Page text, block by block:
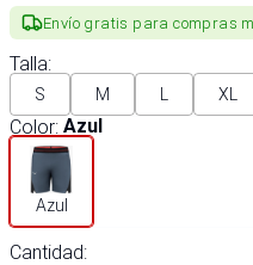
Envío gratis para compras
Talla:
S M L XL
Color: Azul
Azul
Cantidad: